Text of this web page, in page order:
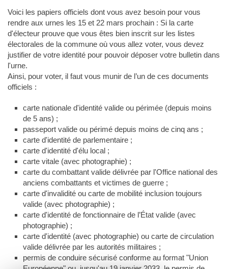
Voici les papiers officiels dont vous avez besoin pour vous
rendre aux urnes les 15 et 22 mars prochain : Si la carte
d'électeur prouve que vous êtes bien inscrit sur les listes
électorales de la commune où vous allez voter, vous devez
justifier de votre identité pour pouvoir déposer votre bulletin dans
l'urne.
Ainsi, pour voter, il faut vous munir de l’un de ces documents
officiels :
carte nationale d'identité valide ou périmée (depuis moins
de 5 ans) ;
passeport valide ou périmé depuis moins de cinq ans ;
carte d'identité de parlementaire ;
carte d'identité d'élu local ;
carte vitale (avec photographie) ;
carte du combattant valide délivrée par l'Office national des
anciens combattants et victimes de guerre ;
carte d'invalidité ou carte de mobilité inclusion toujours
valide (avec photographie) ;
carte d'identité de fonctionnaire de l’État valide (avec
photographie) ;
carte d'identité (avec photographie) ou carte de circulation
valide délivrée par les autorités militaires ;
permis de conduire sécurisé conforme au format "Union